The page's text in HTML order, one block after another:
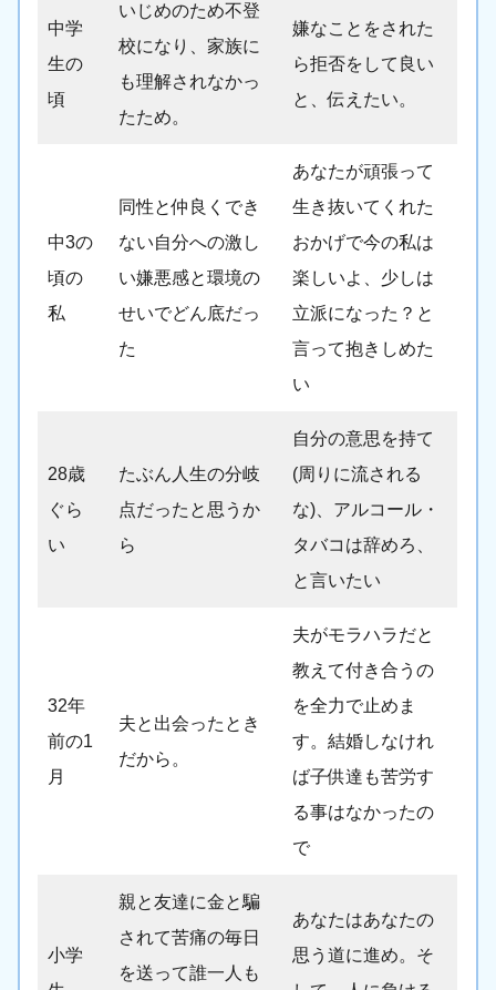
中学
生の
頃
いじめのため不登
校になり、家族に
も理解されなかっ
たため。
嫌なことをされた
ら拒否をして良い
と、伝えたい。
中3の
頃の
私
同性と仲良くでき
ない自分への激し
い嫌悪感と環境の
せいでどん底だっ
た
あなたが頑張って
生き抜いてくれた
おかげで今の私は
楽しいよ、少しは
立派になった？と
言って抱きしめた
い
28歳
ぐら
い
たぶん人生の分岐
点だったと思うか
ら
自分の意思を持て
(周りに流される
な)、アルコール・
タバコは辞めろ、
と言いたい
32年
前の1
月
夫と出会ったとき
だから。
夫がモラハラだと
教えて付き合うの
を全力で止めま
す。結婚しなけれ
ば子供達も苦労す
る事はなかったの
で
小学
親と友達に金と騙
されて苦痛の毎日
を送って誰一人も
あなたはあなたの
思う道に進め。そ